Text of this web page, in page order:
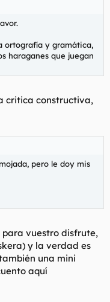
ortografía y gramática,
haraganes que juegan
critica constructiva,
pero le doy mis
vuestro disfrute,
y la verdad es
una mini
aquí